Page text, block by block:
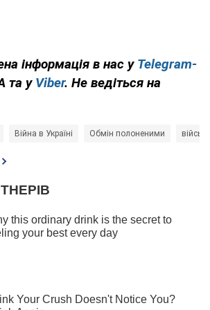
інформація в нас у Telegram-
та у Viber. Не ведіться на
Війна в Україні Обмін полоненими